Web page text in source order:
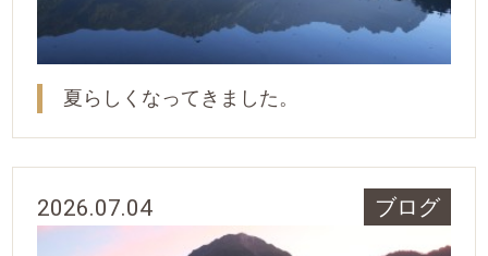
夏らしくなってきました。
2026.07.04 ブログ